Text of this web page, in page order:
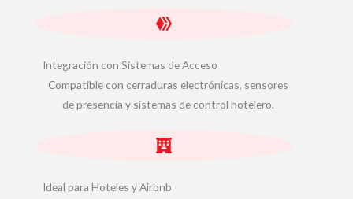
Integración con Sistemas de Acceso
Compatible con cerraduras electrónicas, sensores
de presencia y sistemas de control hotelero.
Ideal para Hoteles y Airbnb